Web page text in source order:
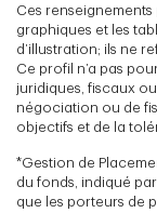
Ces
graphiques et les
d’illustration; ils ne
Ce profil n’a pas
juridiques, fiscaux
négociation ou de
objectifs et de la
*Gestion de
du fonds, indiqué
que les porteurs de